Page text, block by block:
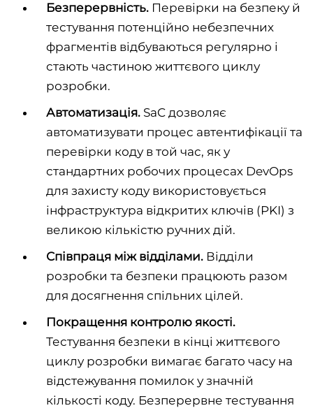
Безперервність. Перевірки на безпеку й
тестування потенційно небезпечних
фрагментів відбуваються регулярно і
стають частиною життєвого циклу
розробки.
Автоматизація. SaC дозволяє
автоматизувати процес автентифікації та
перевірки коду в той час, як у
стандартних робочих процесах DevOps
для захисту коду використовується
інфраструктура відкритих ключів (PKI) з
великою кількістю ручних дій.
Співпраця між відділами. Відділи
розробки та безпеки працюють разом
для досягнення спільних цілей.
Покращення контролю якості.
Тестування безпеки в кінці життєвого
циклу розробки вимагає багато часу на
відстежування помилок у значній
кількості коду. Безперервне тестування